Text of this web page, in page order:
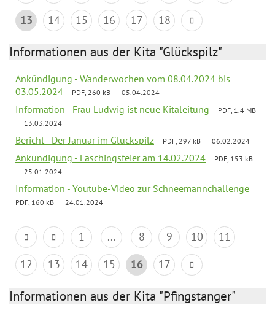
13
14 15 16 17 18
Informationen aus der Kita "Glückspilz"
Ankündigung - Wanderwochen vom 08.04.2024 bis
03.05.2024
PDF, 260 kB 05.04.2024
Information - Frau Ludwig ist neue Kitaleitung
PDF, 1.4 MB
13.03.2024
Bericht - Der Januar im Glückspilz PDF, 297 kB 06.02.2024
Ankündigung - Faschingsfeier am 14.02.2024
PDF, 153 kB
25.01.2024
Information - Youtube-Video zur Schneemannchallenge
PDF, 160 kB 24.01.2024
1 ... 8 9 10
11
12
13 14 15 16 17
Informationen aus der Kita "Pfingstanger"